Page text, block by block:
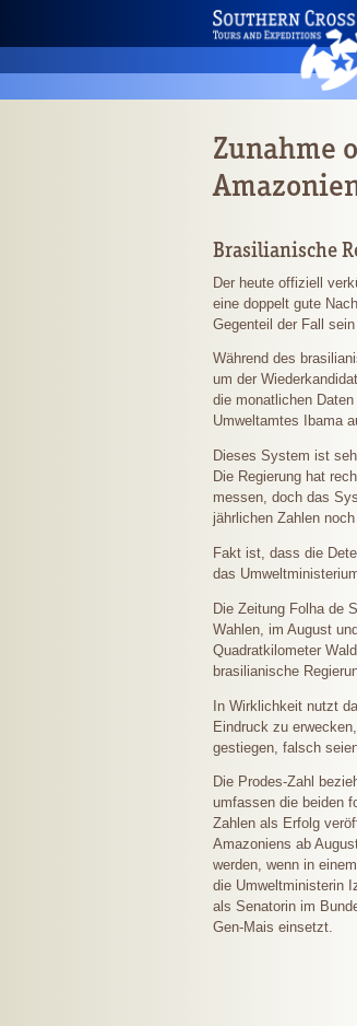
Zunahme
Brasilianische
Der heute offiziell
eine doppelt gute
Gegenteil der Fall sein
Während des
um der
die monatlichen
Umweltamtes Ibama
Dieses System ist
Die Regierung hat
messen, doch das
jährlichen Zahlen
Fakt ist, dass die
das
Die Zeitung Folha de
Wahlen, im August
Quadratkilometer
brasilianische
In Wirklichkeit nutzt
Eindruck zu
gestiegen, falsch
Die Prodes-Zahl
umfassen die beiden
Zahlen als Erfolg
Amazoniens ab
werden, wenn in
die Umweltministerin
als Senatorin im
Gen-Mais einsetzt.